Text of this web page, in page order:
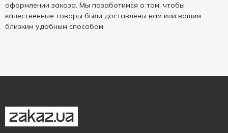
оформлении заказа. Мы позаботимся о том, чтобы
качественные товары были доставлены вам или вашим
близким удобным способом.